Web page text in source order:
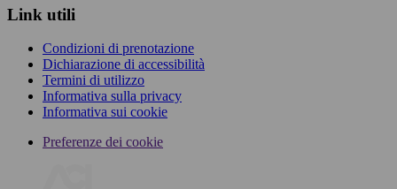
Link utili
Condizioni di prenotazione
Dichiarazione di accessibilità
Termini di utilizzo
Informativa sulla privacy
Informativa sui cookie
Preferenze dei cookie